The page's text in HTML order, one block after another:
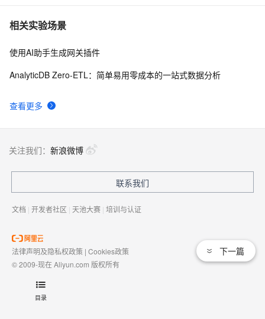
目录
相关实验场景
查看更多
使用AI助手生成网关插件
AnalyticDB Zero-ETL：简单易用零成本的一站式数据分析
下一篇
关注我们： 新浪微博
联系我们
文档 | 开发者社区 | 天池大赛 | 培训与认证
法律声明及隐私权政策 | Cookies政策
© 2009-现在 Aliyun.com 版权所有
域名注册服务机构许可：